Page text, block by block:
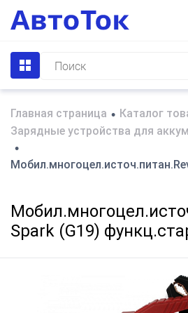
Главная страница • Каталог
Зарядные устройства для
•
Spark (G19)